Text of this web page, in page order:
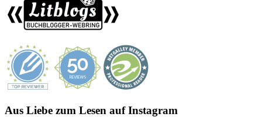
Aus Liebe zum Lesen auf Instagram